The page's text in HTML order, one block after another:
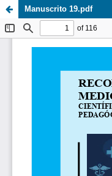
Manuscrito 19.pdf